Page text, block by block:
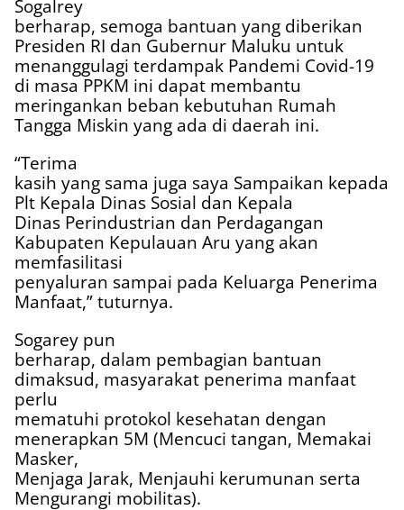
Sogalrey
berharap, semoga bantuan yang diberikan
Presiden RI dan Gubernur Maluku untuk
menanggulagi terdampak Pandemi Covid-19
di masa PPKM ini dapat membantu
meringankan beban kebutuhan Rumah
Tangga Miskin yang ada di daerah ini.
“Terima
kasih yang sama juga saya Sampaikan kepada
Plt Kepala Dinas Sosial dan Kepala
Dinas Perindustrian dan Perdagangan
Kabupaten Kepulauan Aru yang akan
memfasilitasi
penyaluran sampai pada Keluarga Penerima
Manfaat,” tuturnya.
Sogarey pun
berharap, dalam pembagian bantuan
dimaksud, masyarakat penerima manfaat
perlu
mematuhi protokol kesehatan dengan
menerapkan 5M (Mencuci tangan, Memakai
Masker,
Menjaga Jarak, Menjauhi kerumunan serta
Mengurangi mobilitas).